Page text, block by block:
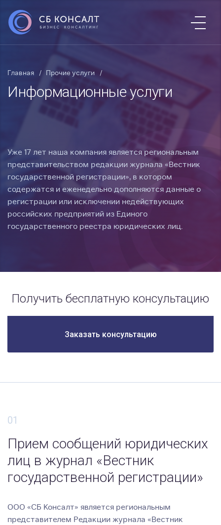
Главная Прочие услуги
Информационные услуги
Уже 17 лет наша компания является региональным
представительством редакции журнала «Вестник
государственной регистрации», в котором
содержатся и еженедельно дополняются данные о
регистрации или исключении недействующих
российских предприятий из Единого
государственного реестра юридических лиц.
Получить бесплатную консультацию
Заказать консультацию
Прием сообщений юридических
лиц в журнал «Вестник
государственной регистрации»
ООО «СБ Консалт» является региональным
представителем Редакции журнала «Вестник